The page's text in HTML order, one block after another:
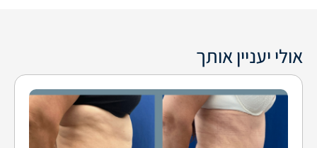
אולי יעניין אותך